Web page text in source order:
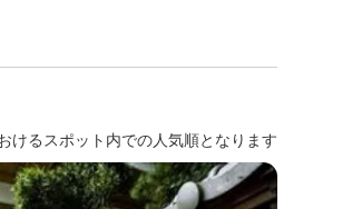
けるスポット内での人気順となります